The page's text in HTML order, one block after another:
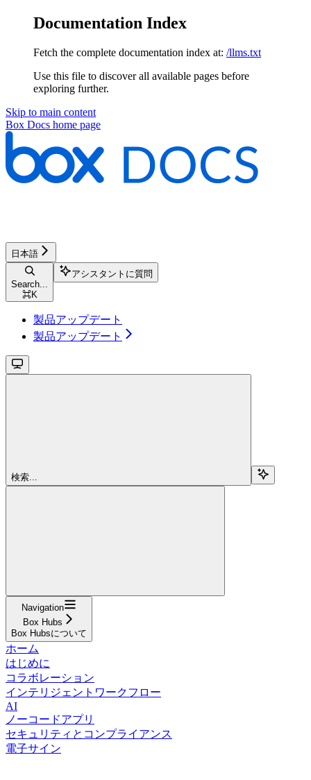
Documentation Index
Fetch the complete documentation index at: /llms.txt
Use this file to discover all available pages before
exploring further.
Skip to main content
Box Docs home page
日本語
Search...
⌘K
アシスタントに質問
製品アップデート
製品アップデート
検索...
Navigation
Box Hubs
Box Hubsについて
ホーム
はじめに
コラボレーション
インテリジェントワークフロー
AI
ノーコードアプリ
セキュリティとコンプライアンス
電子サイン